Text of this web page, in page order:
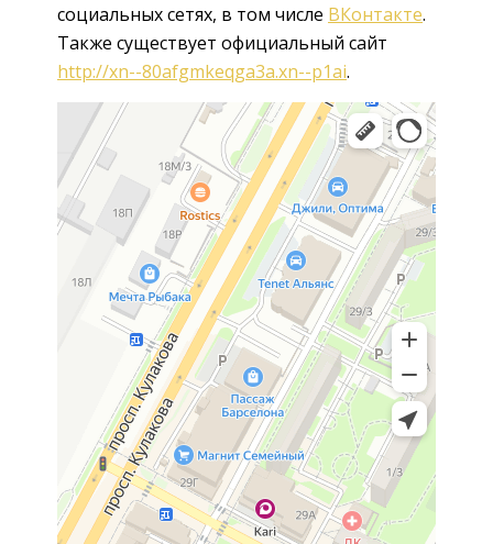
социальных сетях, в том числе ВКонтакте.
Также существует официальный сайт
http://xn--80afgmkeqga3a.xn--p1ai.